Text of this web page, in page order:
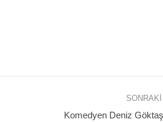
Komedyen Deniz